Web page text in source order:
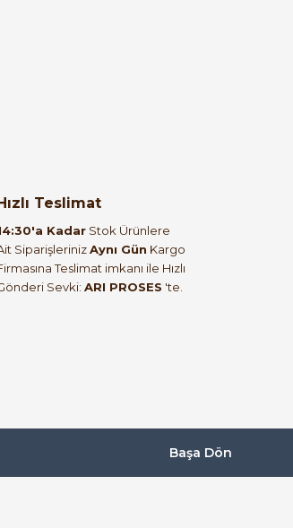
Hızlı Teslimat
Kadar Stok Ürünlere
SiparişlerinizAynı Gün Kargo
Teslimat imkanı ile Hızlı
Sevki: ARI PROSES 'te.
Başa Dön